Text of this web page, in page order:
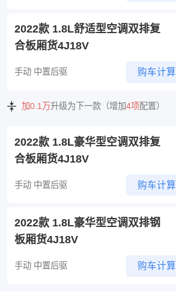
2022款 1.8L舒适型空调双排复
合板厢货4J18V
手动 中置后驱 购车计算
加0.1万升级为下一款（增加4项配置）
2022款 1.8L豪华型空调双排复
合板厢货4J18V
手动 中置后驱 购车计算
2022款 1.8L豪华型空调双排钢
板厢货4J18V
手动 中置后驱 购车计算